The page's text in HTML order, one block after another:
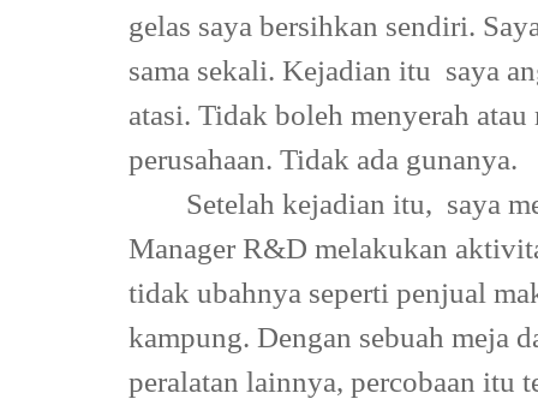
gelas saya bersihkan sendiri.
sama sekali. Kejadian itu saya
atasi. Tidak boleh menyerah
perusahaan. Tidak ada gunanya.
Setelah kejadian itu, saya
Manager R&D melakukan
tidak ubahnya seperti penjual
kampung. Dengan sebuah meja
peralatan lainnya, percobaan itu